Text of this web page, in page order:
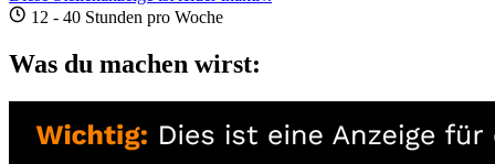
12 - 40 Stunden pro Woche
Was du machen wirst: